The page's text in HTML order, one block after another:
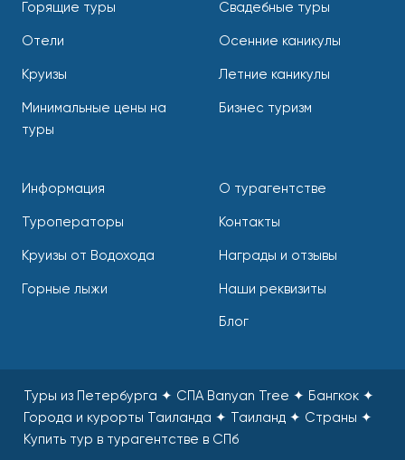
Горящие туры
Отели
Круизы
Минимальные цены на
туры
Свадебные туры
Осенние каникулы
Летние каникулы
Бизнес туризм
Информация
Туроператоры
Круизы от Водохода
Горные лыжи
О турагентстве
Контакты
Награды и отзывы
Наши реквизиты
Блог
Туры из Петербурга ✦ СПА Banyan Tree ✦ Бангкок ✦
Города и курорты Таиланда ✦ Таиланд ✦ Страны ✦
Купить тур в турагентстве в СПб